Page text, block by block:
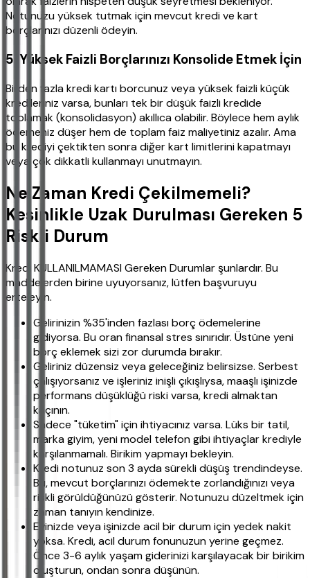
Notunuzu yüksek tutmak için mevcut kredi ve kart
borçlarınızı düzenli ödeyin.
5. Yüksek Faizli Borçlarınızı Konsolide Etmek İçin
Birden fazla kredi kartı borcunuz veya yüksek faizli küçük
kredileriniz varsa, bunları tek bir düşük faizli kredide
toplamak (konsolidasyon) akıllıca olabilir. Böylece hem aylık
ödemeniz düşer hem de toplam faiz maliyetiniz azalır. Ama
bu krediyi çektikten sonra diğer kart limitlerini kapatmayı
veya çok dikkatli kullanmayı unutmayın.
Ne Zaman Kredi Çekilmemeli?
Kesinlikle Uzak Durulması Gereken 5
Riskli Durum
Kredi KULLANILMAMASI Gereken Durumlar şunlardır. Bu
maddelerden birine uyuyorsanız, lütfen başvuruyu
erteleyin.
Gelirinizin %35'inden fazlası borç ödemelerine
gidiyorsa. Bu oran finansal stres sınırıdır. Üstüne yeni
borç eklemek sizi zor durumda bırakır.
Geliriniz düzensiz veya geleceğiniz belirsizse. Serbest
çalışıyorsanız ve işleriniz inişli çıkışlıysa, maaşlı işinizde
performans düşüklüğü riski varsa, kredi almaktan
kaçının.
Sadece "tüketim" için ihtiyacınız varsa. Lüks bir tatil,
marka giyim, yeni model telefon gibi ihtiyaçlar krediyle
karşılanmamalı. Birikim yapmayı bekleyin.
Kredi notunuz son 3 ayda sürekli düşüş trendindeyse.
Bu, mevcut borçlarınızı ödemekte zorlandığınızı veya
riskli görüldüğünüzü gösterir. Notunuzu düzeltmek için
zaman tanıyın kendinize.
Evinizde veya işinizde acil bir durum için yedek nakit
yoksa. Kredi, acil durum fonunuzun yerine geçmez.
Önce 3-6 aylık yaşam giderinizi karşılayacak bir birikim
oluşturun, ondan sonra düşünün.